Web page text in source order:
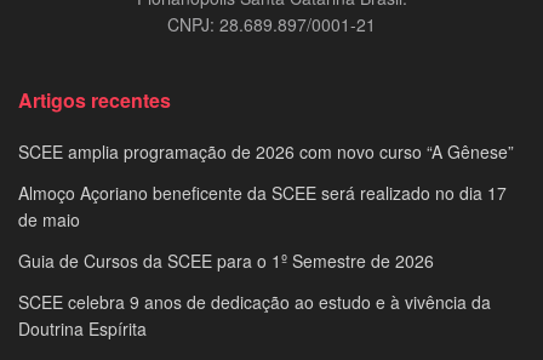
CNPJ: 28.689.897/0001-21
Artigos recentes
SCEE amplia programação de 2026 com novo curso “A Gênese”
Almoço Açoriano beneficente da SCEE será realizado no dia 17
de maio
Guia de Cursos da SCEE para o 1º Semestre de 2026
SCEE celebra 9 anos de dedicação ao estudo e à vivência da
Doutrina Espírita